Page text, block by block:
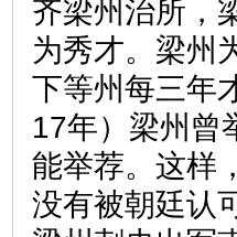
齐梁州治所，
为秀才。梁州
下等州每三年
17年）梁州曾
能举荐。这样
没有被朝廷认